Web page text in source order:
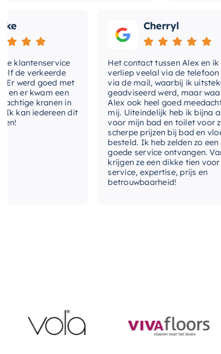
verkeerde
goed met
kwam een
kranen in
iedereen dit
Cherryl
Het contact tussen Alex en ik
verliep veelal via de telefoon en
via de mail, waarbij ik uitstekend
geadviseerd werd, maar waarbij
Alex ook heel goed meedacht met
mij. Uiteindelijk heb ik bijna alles
voor mijn bad en toilet voor zeer
scherpe prijzen bij bad en vloer
besteld. Ik heb zelden zo een
goede service ontvangen. Van mij
krijgen ze een dikke tien voor
service, expertise, prijs en
betrouwbaarheid!